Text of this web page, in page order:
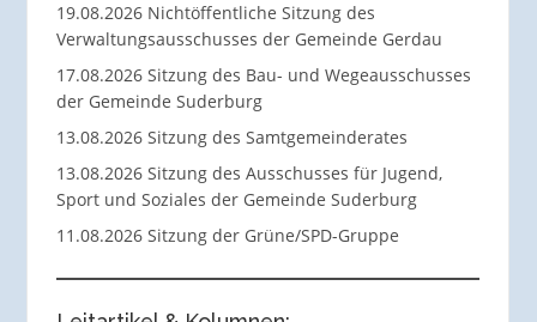
19.08.2026 Nichtöffentliche Sitzung des
Verwaltungsausschusses der Gemeinde Gerdau
17.08.2026 Sitzung des Bau- und Wegeausschusses
der Gemeinde Suderburg
13.08.2026 Sitzung des Samtgemeinderates
13.08.2026 Sitzung des Ausschusses für Jugend,
Sport und Soziales der Gemeinde Suderburg
11.08.2026 Sitzung der Grüne/SPD-Gruppe